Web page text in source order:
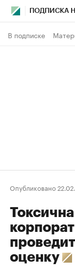
ПОДПИСКА
В подписке
Опубликовано
оценку